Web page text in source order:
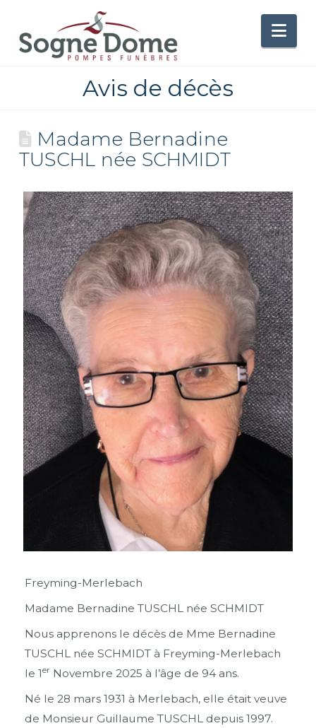
Avis de décès
Madame Bernadine
TUSCHL née SCHMIDT
Freyming-Merlebach
Madame Bernadine TUSCHL née SCHMIDT
Nous apprenons le décès de Mme Bernadine
TUSCHL née SCHMIDT à Freyming-Merlebach
le 1erNovembre 2025 à l’âge de 94 ans.
Né le 28 mars 1931 à Merlebach, elle était veuve
de Monsieur Guillaume TUSCHL depuis 1997.